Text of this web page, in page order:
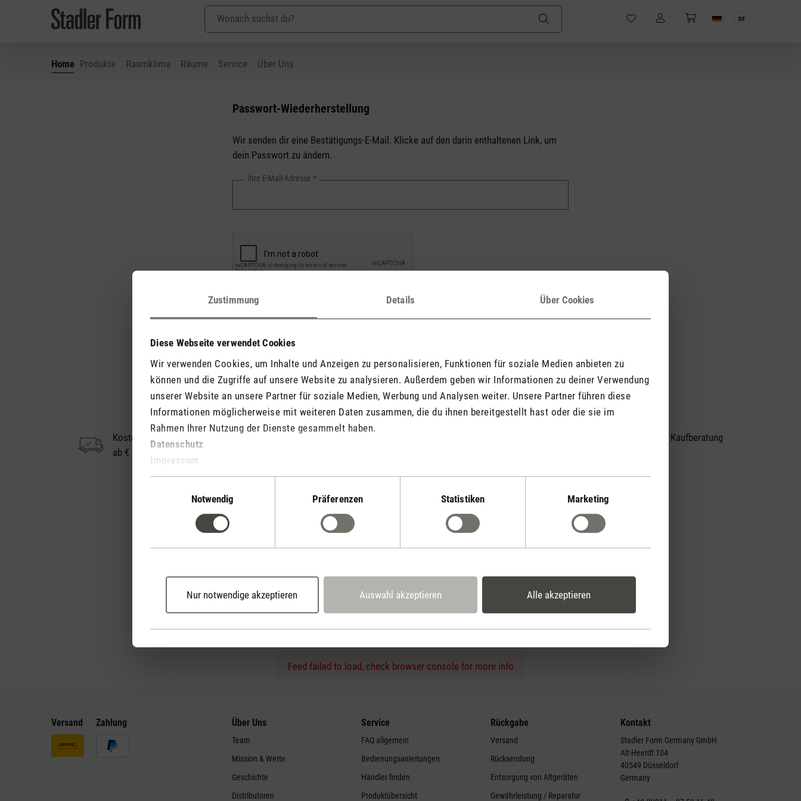
Zustimmung Details Über Cookies
Diese Webseite verwendet Cookies
Wir verwenden Cookies, um Inhalte und Anzeigen zu personalisieren, Funktionen für soziale Medien anbieten zu
können und die Zugriffe auf unsere Website zu analysieren. Außerdem geben wir Informationen zu deiner Verwendung
unserer Website an unsere Partner für soziale Medien, Werbung und Analysen weiter. Unsere Partner führen diese
Informationen möglicherweise mit weiteren Daten zusammen, die du ihnen bereitgestellt hast oder die sie im
Rahmen Ihrer Nutzung der Dienste gesammelt haben.
Datenschutz
Impressum
Notwendig
Präferenzen Statistiken Marketing
Nur notwendige akzeptieren Auswahl akzeptieren Alle akzeptieren
DE
Home Produkte Raumklima Räume Service Über Uns
Passwort-Wiederherstellung
Wir senden dir eine Bestätigungs-E-Mail. Klicke auf den darin enthaltenen Link, um
dein Passwort zu ändern.
Ihre E-Mail-Adresse*
Stadler Form
Deine Vorteile
Kostenloser Versand
ab € 50
Persönliche Kaufberatung
Feed failed to load, check browser console for more info
Versand Zahlung Über Uns
Team
Mission & Werte
Geschichte
Distributoren
Service
FAQ allgemein
Bedienungsanleitungen
Händler finden
Produktübersicht
Rückgabe
Versand
Rücksendung
Entsorgung von Altgeräten
Gewährleistung / Reparatur
Kontakt
Stadler Form Germany GmbH
Alt-Heerdt 104
40549 Düsseldorf
Germany